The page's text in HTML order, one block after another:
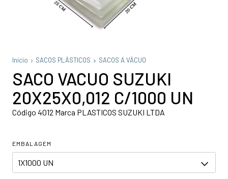
Início SACOS PLÁSTICOS SACOS A VÁCUO
SACO VACUO SUZUKI
20X25X0,012 C/1000 UN
Código 4012 Marca PLASTICOS SUZUKI LTDA
EMBALAGEM